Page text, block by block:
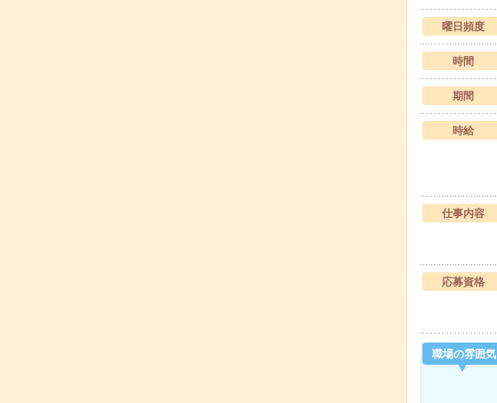
曜日頻度
時間
期間
時給
仕事内容
応募資格
職場の雰囲気